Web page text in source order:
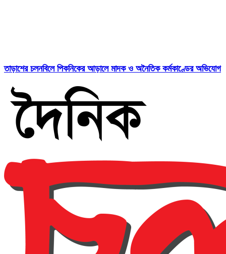
তাড়াশের চলনবিলে পিকনিকের আড়ালে মাদক ও অনৈতিক কর্মকাণ্ডের অভিযোগ